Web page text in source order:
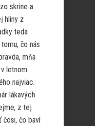
skrine a
hliny z
teda
čo nás
mňa
letnom
najviac.
lákavých
z tej
čosi, čo baví